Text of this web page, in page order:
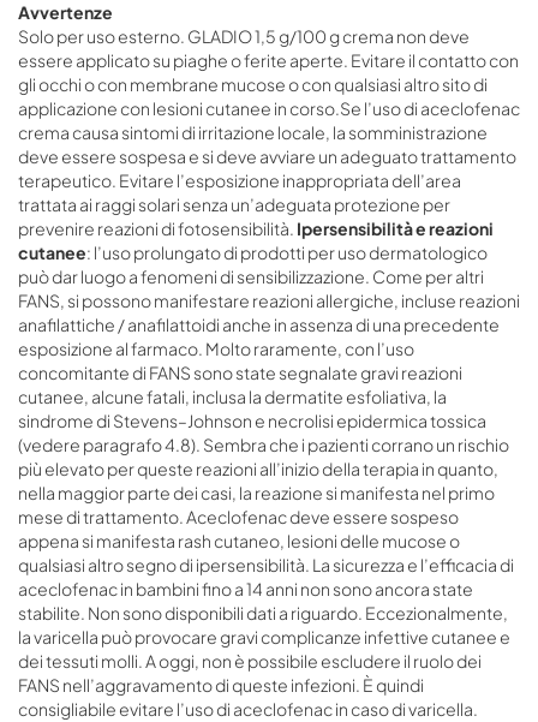
Avvertenze
Solo per uso esterno. GLADIO 1,5 g/100 g crema non deve
essere applicato su piaghe o ferite aperte. Evitare il contatto con
gli occhi o con membrane mucose o con qualsiasi altro sito di
applicazione con lesioni cutanee in corso.Se l’uso di aceclofenac
crema causa sintomi di irritazione locale, la somministrazione
deve essere sospesa e si deve avviare un adeguato trattamento
terapeutico. Evitare l’esposizione inappropriata dell’area
trattata ai raggi solari senza un’adeguata protezione per
prevenire reazioni di fotosensibilità. Ipersensibilità e reazioni
cutanee: l’uso prolungato di prodotti per uso dermatologico
può dar luogo a fenomeni di sensibilizzazione. Come per altri
FANS, si possono manifestare reazioni allergiche, incluse reazioni
anafilattiche / anafilattoidi anche in assenza di una precedente
esposizione al farmaco. Molto raramente, con l’uso
concomitante di FANS sono state segnalate gravi reazioni
cutanee, alcune fatali, inclusa la dermatite esfoliativa, la
sindrome di Stevens–Johnson e necrolisi epidermica tossica
(vedere paragrafo 4.8). Sembra che i pazienti corrano un rischio
più elevato per queste reazioni all’inizio della terapia in quanto,
nella maggior parte dei casi, la reazione si manifesta nel primo
mese di trattamento. Aceclofenac deve essere sospeso
appena si manifesta rash cutaneo, lesioni delle mucose o
qualsiasi altro segno di ipersensibilità. La sicurezza e l’efficacia di
aceclofenac in bambini fino a 14 anni non sono ancora state
stabilite. Non sono disponibili dati a riguardo. Eccezionalmente,
la varicella può provocare gravi complicanze infettive cutanee e
dei tessuti molli. A oggi, non è possibile escludere il ruolo dei
FANS nell’aggravamento di queste infezioni. È quindi
consigliabile evitare l’uso di aceclofenac in caso di varicella.